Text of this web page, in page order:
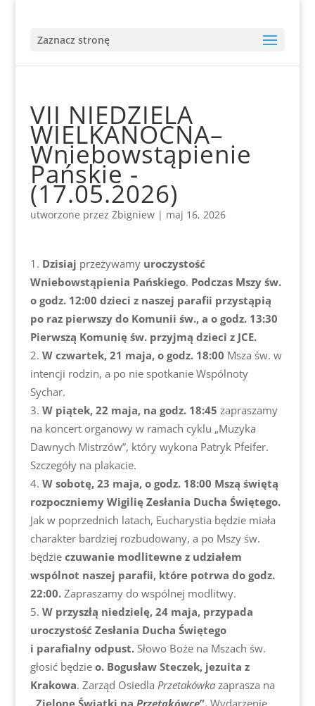
Zaznacz stronę
VII NIEDZIELA
WIELKANOCNA–
Wniebowstąpienie
Pańskie -
(17.05.2026)
utworzone przez Zbigniew| maj 16, 2026
Dzisiaj przeżywamy uroczystość
Wniebowstąpienia Pańskiego. Podczas Mszy św.
o godz. 12:00 dzieci z naszej parafii przystąpią
po raz pierwszy do Komunii św., a o godz. 13:30
Pierwszą Komunię św. przyjmą dzieci z JCE.
W czwartek, 21 maja, o godz. 18:00 Msza św. w
intencji rodzin, a po nie spotkanie Wspólnoty
Sychar.
W piątek, 22 maja, na godz. 18:45 zapraszamy
na koncert organowy w ramach cyklu „Muzyka
Dawnych Mistrzów”, który wykona Patryk Pfeifer.
Szczegóły na plakacie.
W sobotę, 23 maja, o godz. 18:00 Mszą świętą
rozpoczniemy Wigilię Zesłania Ducha Świętego.
Jak w poprzednich latach, Eucharystia będzie miała
charakter bardziej rozbudowany, a po Mszy św.
będzie czuwanie modlitewne z udziałem
wspólnot naszej parafii, które potrwa do godz.
22:00.Zapraszamy do wspólnej modlitwy.
W przyszłą niedzielę, 24 maja, przypada
uroczystość Zesłania Ducha Świętego
i parafialny odpust. Słowo Boże na Mszach św.
głosić będzieo. Bogusław Steczek, jezuita z
Krakowa. Zarząd Osiedla Przetakówkazaprasza na
„Zielone Świątki na Przetakówce”. Wydarzenie